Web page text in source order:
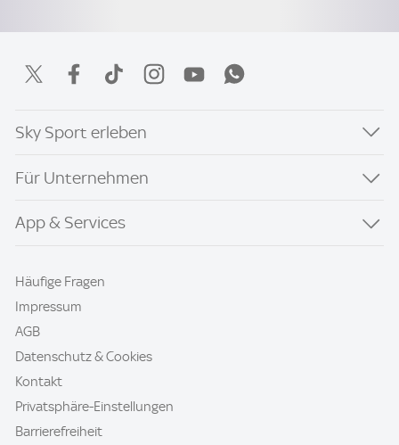
Sky Sport erleben
Für Unternehmen
App & Services
Häufige Fragen
Impressum
AGB
Datenschutz & Cookies
Kontakt
Privatsphäre-Einstellungen
Barrierefreiheit